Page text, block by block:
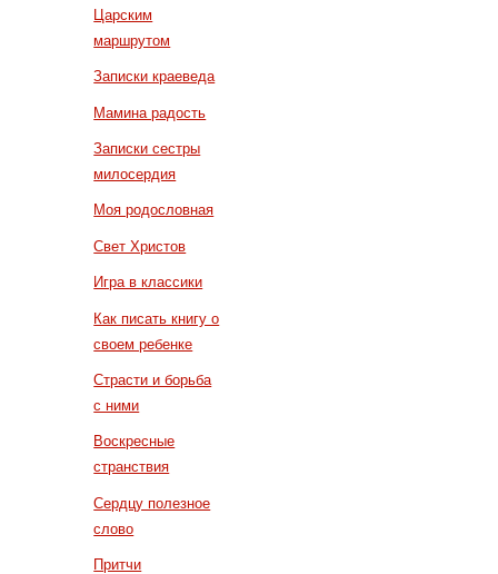
Царским
маршрутом
Записки краеведа
Мамина радость
Записки сестры
милосердия
Моя родословная
Свет Христов
Игра в классики
Как писать книгу о
своем ребенке
Страсти и борьба
с ними
Воскресные
странствия
Сердцу полезное
слово
Притчи